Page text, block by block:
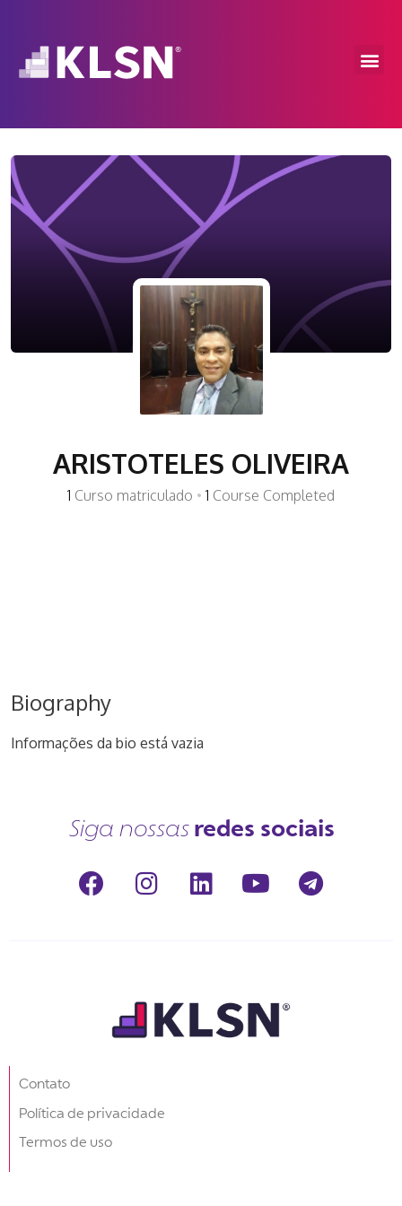
ARISTOTELES OLIVEIRA
1 Curso matriculado • 1 Course Completed
Biography
Informações da bio está vazia
Siga nossas redes sociais
Contato
Política de privacidade
Termos de uso